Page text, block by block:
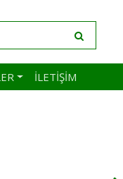
İLETIŞIM